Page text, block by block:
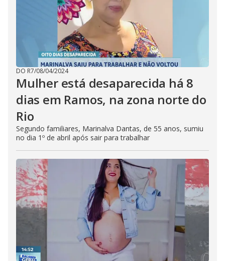
DO R7/08/04/2024
Mulher está desaparecida há 8
dias em Ramos, na zona norte do
Rio
Segundo familiares, Marinalva Dantas, de 55 anos, sumiu
no dia 1º de abril após sair para trabalhar